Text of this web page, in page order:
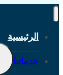
الرئيسية
خدماتنا